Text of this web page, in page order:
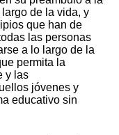
de la vida, y
que han de
las personas
a lo largo de la
permita la
y las
jóvenes y
educativo sin